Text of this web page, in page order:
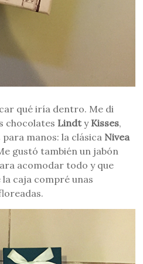
qué iría dentro. Me di
chocolates Lindty Kisses,
para manos: la clásica Nivea
gustó también un jabón
acomodar todo y que
caja compré unas